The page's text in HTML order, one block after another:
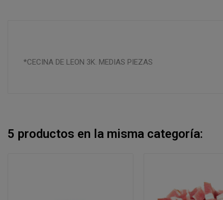
*CECINA DE LEON 3K. MEDIAS PIEZAS
5 productos en la misma categoría: